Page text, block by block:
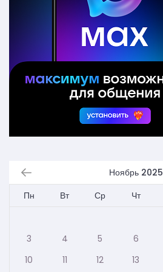
Ноябрь 2025
Пн
Вт Ср Чт
3
4 5 6
10
11 12 13